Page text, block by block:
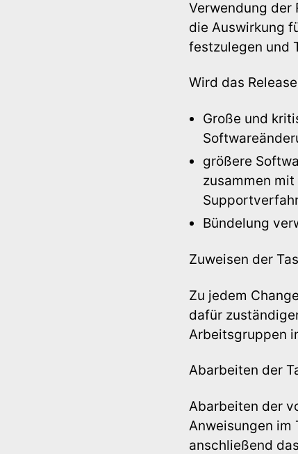
Verwendung der
die Auswirkung
festzulegen und
Wird das
Große und
größere
zusammen
Bündelung
Zuweisen der
Zu jedem
dafür
Arbeitsgruppen
Abarbeiten der
Abarbeiten der
Anweisungen
anschließend